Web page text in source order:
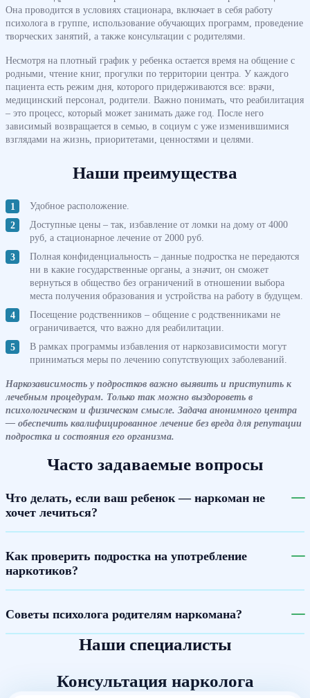
Она проводится в условиях стационара, включает в себя работу
психолога в группе, использование обучающих программ, проведение
творческих занятий, а также консультации с родителями.
Несмотря на плотный график у ребенка остается время на общение с
родными, чтение книг, прогулки по территории центра. У каждого
пациента есть режим дня, которого придерживаются все: врачи,
медицинский персонал, родители. Важно понимать, что реабилитация
– это процесс, который может занимать даже год. После него
зависимый возвращается в семью, в социум с уже изменившимися
взглядами на жизнь, приоритетами, ценностями и целями.
Наши преимущества
Удобное расположение.
Доступные цены – так, избавление от ломки на дому от 4000
руб, а стационарное лечение от 2000 руб.
Полная конфиденциальность – данные подростка не передаются
ни в какие государственные органы, а значит, он сможет
вернуться в общество без ограничений в отношении выбора
места получения образования и устройства на работу в будущем.
Посещение родственников – общение с родственниками не
ограничивается, что важно для реабилитации.
В рамках программы избавления от наркозависимости могут
приниматься меры по лечению сопутствующих заболеваний.
Наркозависимость у подростков важно выявить и приступить к
лечебным процедурам. Только так можно выздороветь в
психологическом и физическом смысле. Задача анонимного центра
— обеспечить квалифицированное лечение без вреда для репутации
подростка и состояния его организма.
Часто задаваемые вопросы
Что делать, если ваш ребенок — наркоман не
хочет лечиться?
Как проверить подростка на употребление
наркотиков?
Советы психолога родителям наркомана?
Наши специалисты
Консультация нарколога